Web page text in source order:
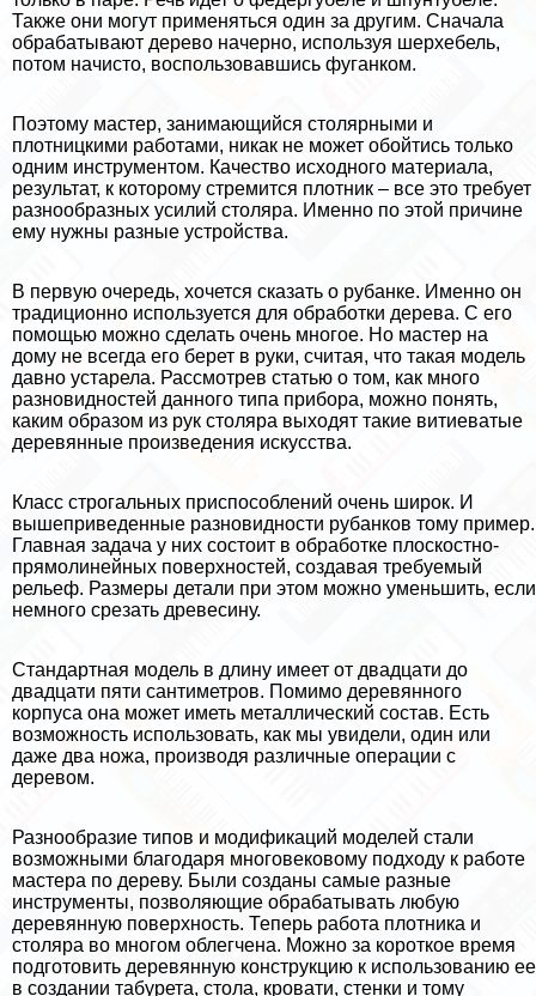
Также они могут применяться один за другим. Сначала
обpaбатывают дерево начерно, используя шерхебель,
потом начисто, воспользовавшись фуганком.
Поэтому мастер, занимающийся столярными и
плотницкими работами, никак не может обойтись только
одним инструментом. Качество исходного материала,
результат, к которому стремится плотник – все это требует
разнообразных усилий столяра. Именно по этой причине
ему нужны разные устройства.
В первую очередь, хочется сказать о рубанке. Именно он
традиционно используется для обработки дерева. С его
помощью можно сделать очень многое. Но мастер на
дому не всегда его берет в руки, считая, что такая модель
давно устарела. Рассмотрев статью о том, как много
разновидностей данного типа прибора, можно понять,
каким образом из рук столяра выходят такие витиеватые
деревянные произведения искусства.
Класс строгальных приспособлений очень широк. И
вышеприведенные разновидности рубанков тому пример.
Главная задача у них состоит в обработке плоскостно-
прямолинейных поверхностей, создавая требуемый
рельеф. Размеры детали при этом можно уменьшить, если
немного срезать древесину.
Стандартная модель в длину имеет от двадцати до
двадцати пяти сантиметров. Помимо деревянного
корпуса она может иметь металлический состав. Есть
возможность использовать, как мы увидели, один или
даже два ножа, производя различные операции с
деревом.
Разнообразие типов и модификаций моделей стали
возможными благодаря многовековому подходу к работе
мастера по дереву. Были созданы самые разные
инструменты, позволяющие обpaбатывать любую
деревянную поверхность. Теперь работа плотника и
столяра во многом облегчена. Можно за короткое время
подготовить деревянную конструкцию к использованию ее
в создании табурета, стола, кровати, стенки и тому